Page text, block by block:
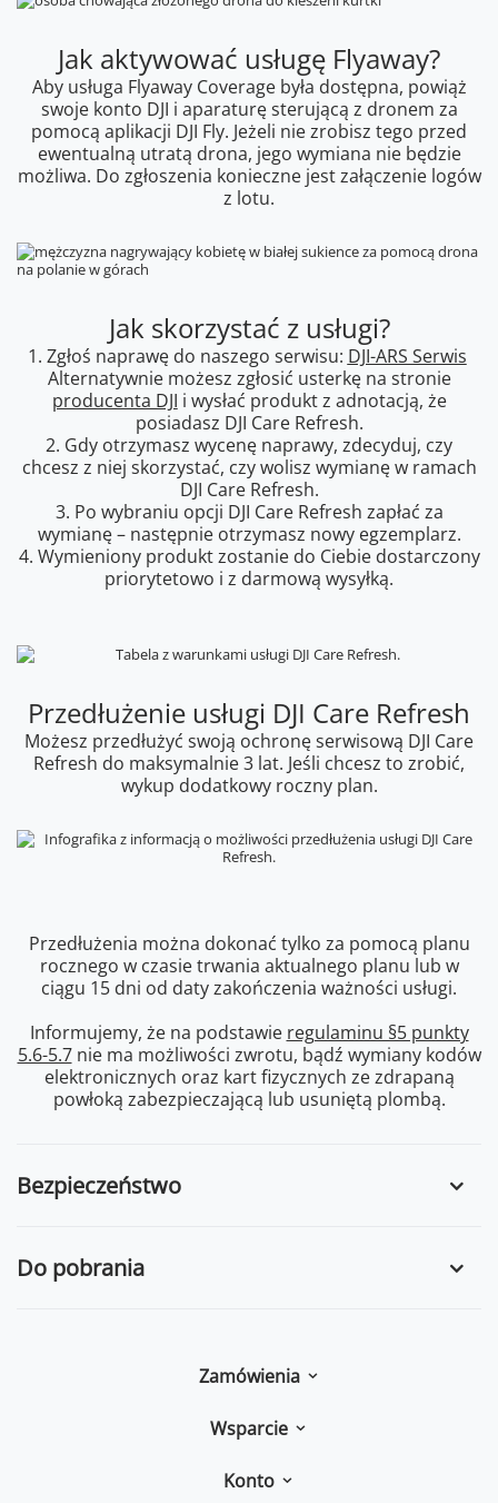
Jak aktywować usługę Flyaway?
Aby usługa Flyaway Coverage była dostępna, powiąż
swoje konto DJI i aparaturę sterującą z dronem za
pomocą aplikacji DJI Fly. Jeżeli nie zrobisz tego przed
ewentualną utratą drona, jego wymiana nie będzie
możliwa. Do zgłoszenia konieczne jest załączenie logów
z lotu.
Jak skorzystać z usługi?
1. Zgłoś naprawę do naszego serwisu: DJI-ARS Serwis
Alternatywnie możesz zgłosić usterkę na stronie
producenta DJI i wysłać produkt z adnotacją, że
posiadasz DJI Care Refresh.
2. Gdy otrzymasz wycenę naprawy, zdecyduj, czy
chcesz z niej skorzystać, czy wolisz wymianę w ramach
DJI Care Refresh.
3. Po wybraniu opcji DJI Care Refresh zapłać za
wymianę – następnie otrzymasz nowy egzemplarz.
4. Wymieniony produkt zostanie do Ciebie dostarczony
priorytetowo i z darmową wysyłką.
Przedłużenie usługi DJI Care Refresh
Możesz przedłużyć swoją ochronę serwisową DJI Care
Refresh do maksymalnie 3 lat. Jeśli chcesz to zrobić,
wykup dodatkowy roczny plan.
Przedłużenia można dokonać tylko za pomocą planu
rocznego w czasie trwania aktualnego planu lub w
ciągu 15 dni od daty zakończenia ważności usługi.
Informujemy, że na podstawie regulaminu §5 punkty
5.6-5.7nie ma możliwości zwrotu, bądź wymiany kodów
elektronicznych oraz kart fizycznych ze zdrapaną
powłoką zabezpieczającą lub usuniętą plombą.
Bezpieczeństwo
Do pobrania
Zamówienia
Wsparcie
Konto